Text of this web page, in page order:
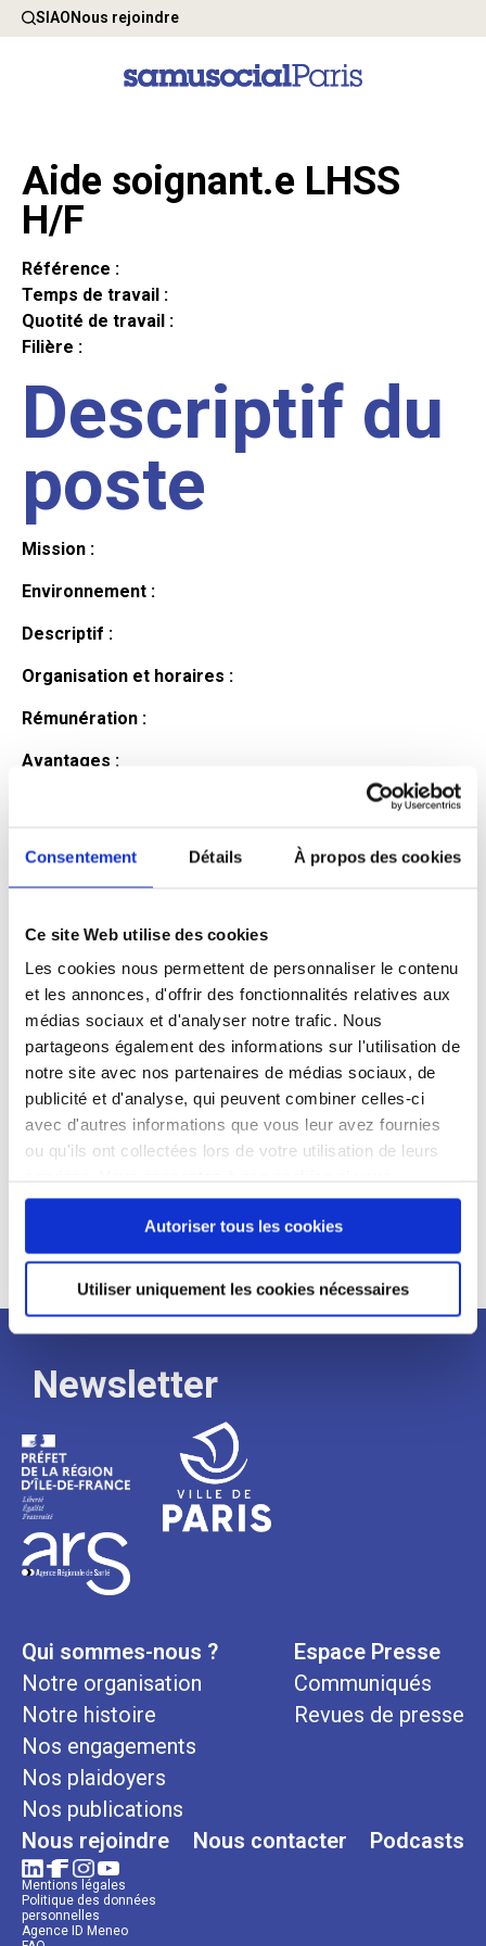
Consentement Détails À propos des cookies
Ce site Web utilise des cookies
Les cookies nous permettent de personnaliser le contenu
et les annonces, d'offrir des fonctionnalités relatives aux
médias sociaux et d'analyser notre trafic. Nous
partageons également des informations sur l'utilisation de
notre site avec nos partenaires de médias sociaux, de
publicité et d'analyse, qui peuvent combiner celles-ci
avec d'autres informations que vous leur avez fournies
ou qu'ils ont collectées lors de votre utilisation de leurs
continuez à utiliser notre site Web.
Autoriser tous les cookies
Utiliser uniquement les cookies nécessaires
SIAONous rejoindre
Aide soignant.e LHSS
H/F
Référence :
Temps de travail :
Quotité de travail :
Filière :
Descriptif du
poste
Mission :
Environnement :
Descriptif :
Organisation et horaires :
Rémunération :
Avantages :
Profil du
candidat
Qualifications et diplômes :
Profil recherché :
Expérience :
Processus
de
recrutement
Newsletter
Qui sommes-nous ?
Notre organisation
Notre histoire
Nos engagements
Nos plaidoyers
Nos publications
Espace Presse
Communiqués
Revues de presse
Nous rejoindre Nous contacter Podcasts
Mentions légales
Politique des données
personnelles
Agence ID Meneo